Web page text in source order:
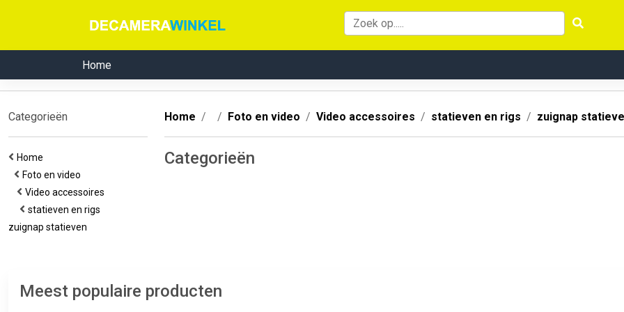
Home
Categorieën
Home
Foto en video
Video accessoires
statieven en rigs
zuignap statieven
Home Foto en video Video accessoires statieven en rigs zuignap
Categorieën
Meest populaire producten